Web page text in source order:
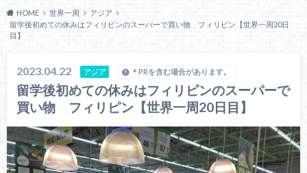
HOME 世界一周
アジア
留学後初めての休みはフィリピンのスーパーで買い物 フィリピン【世界一周20日
目】
2023.04.22 アジア ＊PRを含む場合があります。
留学後初めての休みはフィリピンのスーパーで
買い物 フィリピン【世界一周20日目】